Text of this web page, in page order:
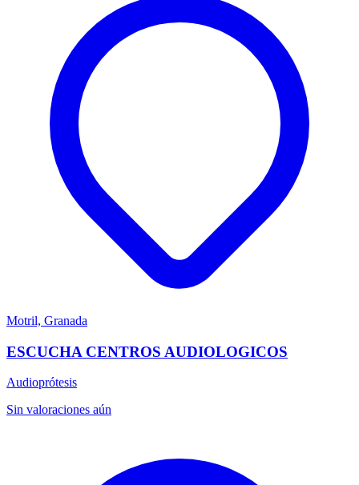
Motril, Granada
ESCUCHA CENTROS AUDIOLOGICOS
Audioprótesis
Sin valoraciones aún